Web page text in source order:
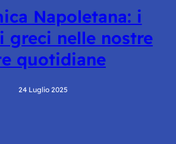
Napoletana: i
greci nelle nostre
quotidiane
24 Luglio 2025